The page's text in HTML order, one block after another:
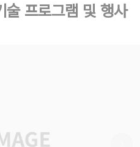
프로그램 및 행사